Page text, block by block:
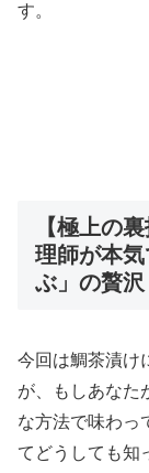
す。
【極上の
理師が本
ぶ」の贅沢
今回は鯛茶漬け
が、もしあなた
な方法で味わっ
てどうしても知